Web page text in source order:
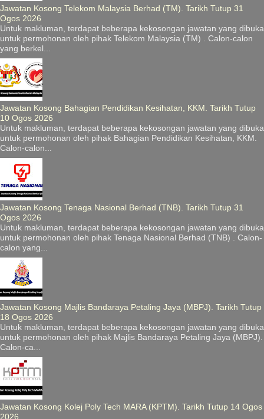
Jawatan Kosong Telekom Malaysia Berhad (TM). Tarikh Tutup 31
Ogos 2026
Untuk makluman, terdapat beberapa kekosongan jawatan yang dibuka
untuk permohonan oleh pihak Telekom Malaysia (TM) . Calon-calon
yang berkel...
Jawatan Kosong Bahagian Pendidikan Kesihatan, KKM. Tarikh Tutup
10 Ogos 2026
Untuk makluman, terdapat beberapa kekosongan jawatan yang dibuka
untuk permohonan oleh pihak Bahagian Pendidikan Kesihatan, KKM.
Calon-calon...
Jawatan Kosong Tenaga Nasional Berhad (TNB). Tarikh Tutup 31
Ogos 2026
Untuk makluman, terdapat beberapa kekosongan jawatan yang dibuka
untuk permohonan oleh pihak Tenaga Nasional Berhad (TNB) . Calon-
calon yang...
Jawatan Kosong Majlis Bandaraya Petaling Jaya (MBPJ). Tarikh Tutup
18 Ogos 2026
Untuk makluman, terdapat beberapa kekosongan jawatan yang dibuka
untuk permohonan oleh pihak Majlis Bandaraya Petaling Jaya (MBPJ).
Calon-ca...
Jawatan Kosong Kolej Poly Tech MARA (KPTM). Tarikh Tutup 14 Ogos
2026